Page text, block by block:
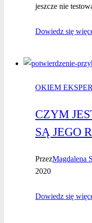
jeszcze nie
Dowiedz się
OKIEM
CZYM
SĄ JEGO
PrzezMagdalena
2020
Dowiedz się